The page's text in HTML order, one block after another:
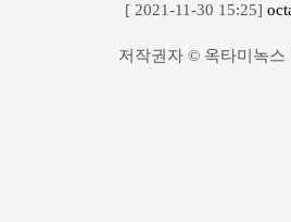
[ 2021-11-30 15:25]
저작권자 © 옥타미녹스